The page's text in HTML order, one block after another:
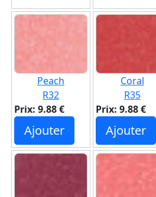
Peach
R32
Prix: 9.88 €
Ajouter
Coral
R35
Prix: 9.88 €
Ajouter